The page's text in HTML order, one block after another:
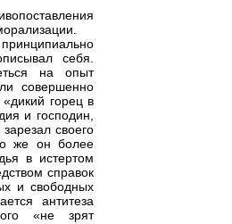
себя.
на опыт
совершенно
горец в
и господин,
своего
же он более
в истертом
справок
и свободных
антитеза
«не зрят